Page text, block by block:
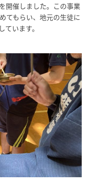
開催しました。この事業
てもらい、地元の生徒に
います。